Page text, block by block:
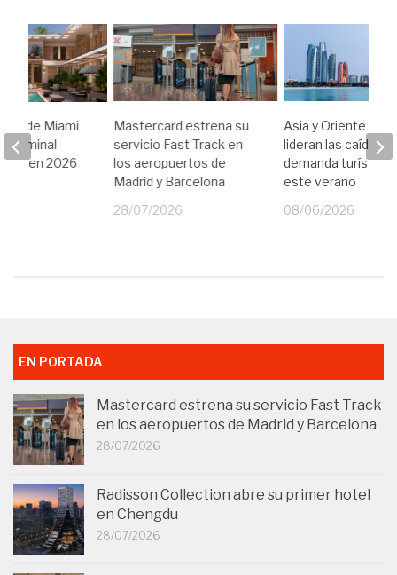
Mastercard estrena su
servicio Fast Track en
los aeropuertos de
Madrid y Barcelona
28/07/2026
Asia y Oriente
lideran las caídas
demanda turística
este verano
08/06/2026
de Miami
terminal
lujo en 2026
EN PORTADA
Mastercard estrena su servicio Fast Track
en los aeropuertos de Madrid y Barcelona
28/07/2026
Radisson Collection abre su primer hotel
en Chengdu
28/07/2026